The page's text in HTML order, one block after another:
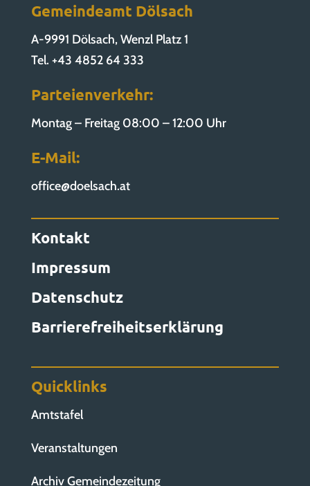
Gemeindeamt Dölsach
A-9991 Dölsach, Wenzl Platz 1
Tel. +43 4852 64 333
Parteienverkehr:
Montag – Freitag 08:00 – 12:00 Uhr
E-Mail:
office@doelsach.at
Kontakt
Impressum
Datenschutz
Barrierefreiheitserklärung
Quicklinks
Amtstafel
Veranstaltungen
Archiv Gemeindezeitung